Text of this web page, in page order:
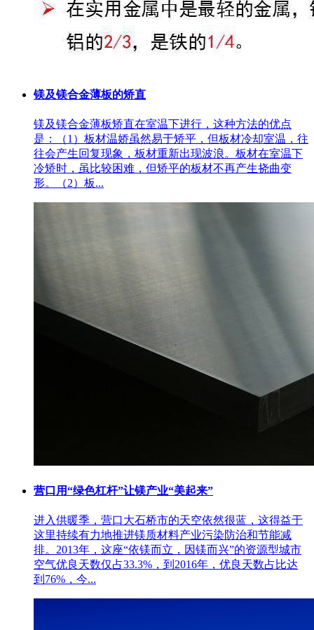
镁及镁合金薄板的矫直
镁及镁合金薄板矫直在室温下进行，这种方法的优点
是：（1）板材温娇虽然易于矫平，但板材冷却室温，往
往会产生回复现象，板材重新出现波浪。板材在室温下
冷矫时，虽比较困难，但矫平的板材不再产生挠曲变
形。（2）板...
营口用“绿色杠杆”让镁产业“美起来”
进入供暖季，营口大石桥市的天空依然很蓝，这得益于
这里持续有力地推进镁质材料产业污染防治和节能减
排。2013年，这座“依镁而立，因镁而兴”的资源型城市
空气优良天数仅占33.3%，到2016年，优良天数占比达
到76%，今...